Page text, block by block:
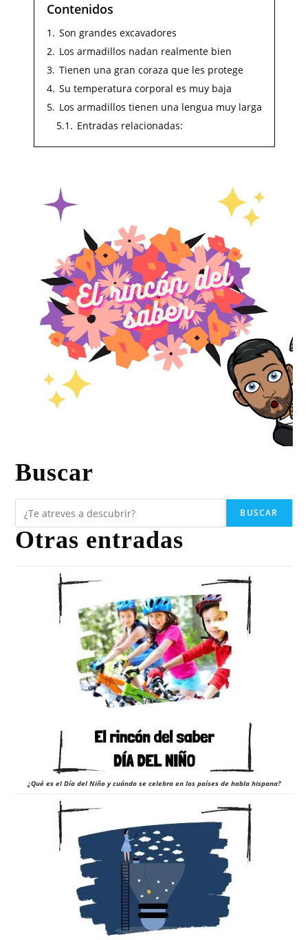
Contenidos
1. Son grandes excavadores
2. Los armadillos nadan realmente bien
3. Tienen una gran coraza que les protege
4. Su temperatura corporal es muy baja
5. Los armadillos tienen una lengua muy larga
5.1. Entradas relacionadas:
Buscar
BUSCAR
Otras entradas
¿Qué es el Día del Niño y cuándo se celebra en los países de habla hispana?